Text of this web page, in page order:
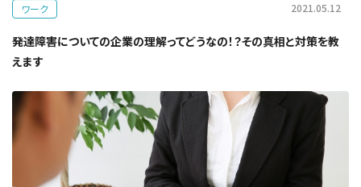
ワーク 2021.05.12
発達障害についての企業の理解ってどうなの！？その真相と対策を教
えます